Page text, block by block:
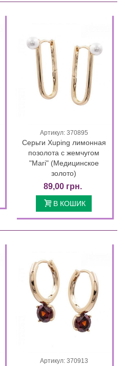
Артикул: 370895
Серьги Xuping лимонная
позолота с жемчугом
"Mari" (Медицинское
золото)
89,00 грн.
В КОШИК
Артикул: 370913